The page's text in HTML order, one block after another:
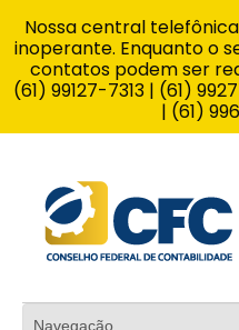
Nossa central
inoperante. Enquanto o
contatos podem ser
(61) 99127-7313 | (61)
| (61)